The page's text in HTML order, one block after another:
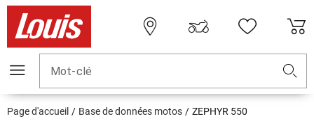
Mot-clé
Page d'accueil Base de données motos ZEPHYR 550